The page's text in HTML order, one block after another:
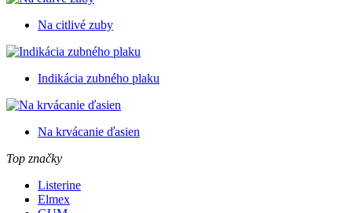
Na citlivé zuby
Indikácia zubného plaku
Na krvácanie ďasien
Top značky
Listerine
Elmex